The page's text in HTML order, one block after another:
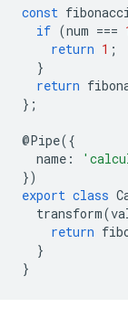
const fibonacci
if (num ===
return 1 ;
}
return
};
@Pipe({
name :
})
export class
transform(
return
}
}